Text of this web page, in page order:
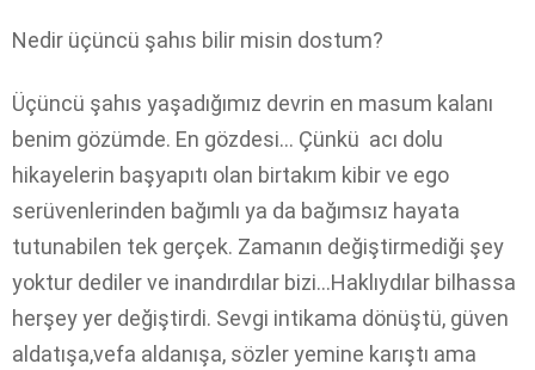
Nedir üçüncü şahıs bilir misin dostum?
Üçüncü şahıs yaşadığımız devrin en masum kalanı
benim gözümde. En gözdesi… Çünkü acı dolu
hikayelerin başyapıtı olan birtakım kibir ve ego
serüvenlerinden bağımlı ya da bağımsız hayata
tutunabilen tek gerçek. Zamanın değiştirmediği şey
yoktur dediler ve inandırdılar bizi…Haklıydılar bilhassa
herşey yer değiştirdi. Sevgi intikama dönüştü, güven
aldatışa,vefa aldanışa, sözler yemine karıştı ama